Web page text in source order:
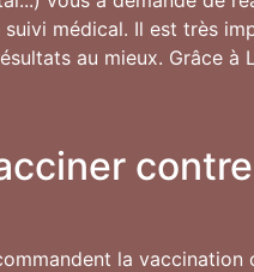
médical. Il est très
au mieux. Grâce
la vaccination